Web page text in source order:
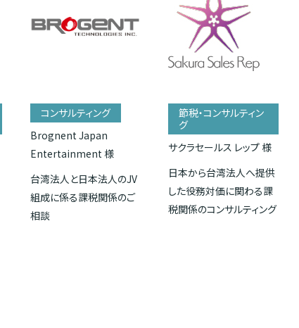
コンサルティング
Brognent Japan
Entertainment 様
台湾法人と日本法人のJV
組成に係る課税関係のご
相談
節税・コンサルティン
グ
サクラセールス レップ 様
日本から台湾法人へ提供
した役務対価に関わる課
税関係のコンサルティング